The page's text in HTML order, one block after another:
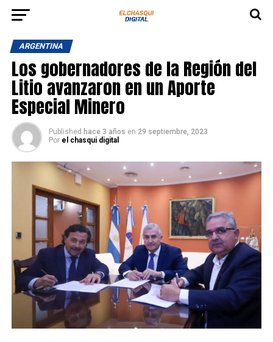
ARGENTINA
Los gobernadores de la Región del
Litio avanzaron en un Aporte
Especial Minero
Published hace 3 años en 29 septiembre, 2023
Por el chasqui digital